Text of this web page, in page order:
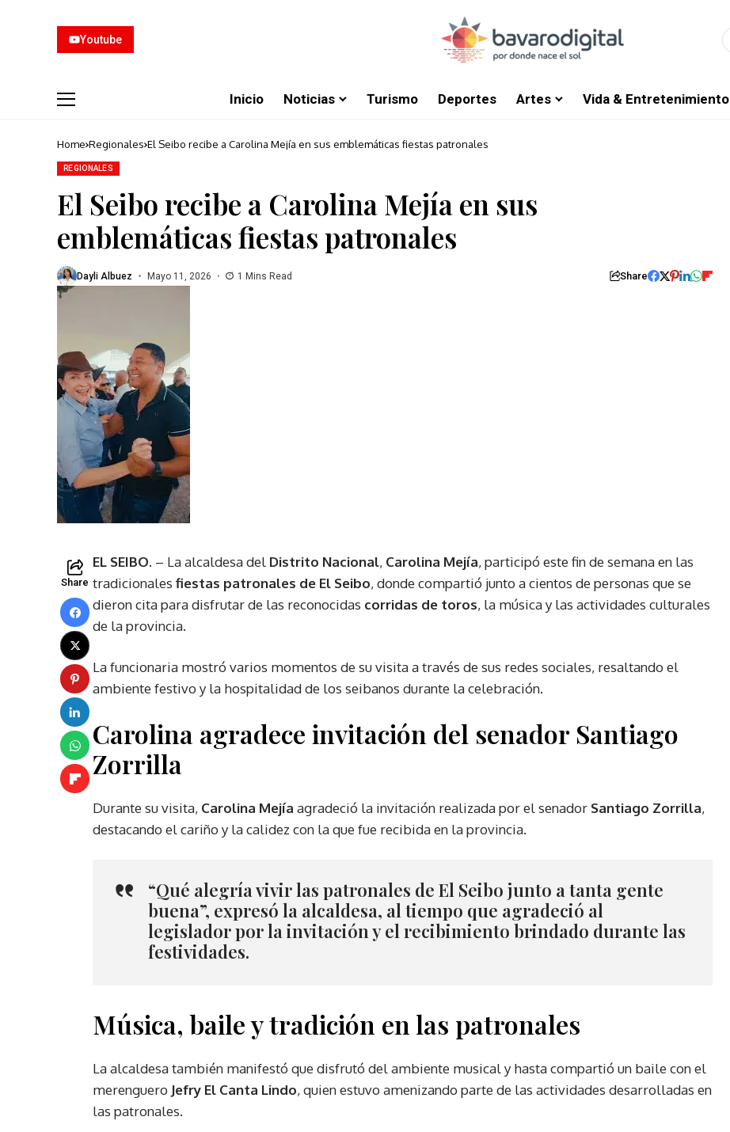
Youtube
Inicio Noticias Turismo Deportes Artes Vida & Entretenimiento
Home Regionales El Seibo recibe a Carolina Mejía en sus emblemáticas fiestas patronales
REGIONALES
El Seibo recibe a Carolina Mejía en sus
emblemáticas fiestas patronales
Dayli Albuez Mayo 11, 2026 1 Mins Read Share
Share
EL SEIBO. – La alcaldesa del Distrito Nacional, Carolina Mejía, participó este fin de semana en las
tradicionales fiestas patronales de El Seibo, donde compartió junto a cientos de personas que se
dieron cita para disfrutar de las reconocidas corridas de toros, la música y las actividades culturales
de la provincia.
La funcionaria mostró varios momentos de su visita a través de sus redes sociales, resaltando el
ambiente festivo y la hospitalidad de los seibanos durante la celebración.
Carolina agradece invitación del senador Santiago
Zorrilla
Durante su visita, Carolina Mejía agradeció la invitación realizada por el senador Santiago Zorrilla,
destacando el cariño y la calidez con la que fue recibida en la provincia.
“Qué alegría vivir las patronales de El Seibo junto a tanta gente
buena”, expresó la alcaldesa, al tiempo que agradeció al
legislador por la invitación y el recibimiento brindado durante las
festividades.
Música, baile y tradición en las patronales
La alcaldesa también manifestó que disfrutó del ambiente musical y hasta compartió un baile con el
merenguero Jefry El Canta Lindo, quien estuvo amenizando parte de las actividades desarrolladas en
las patronales.